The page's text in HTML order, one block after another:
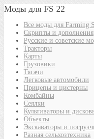
Моды для FS 22
Все моды для Farming
Скрипты и дополнения
Русские и советские
Тракторы
Карты
Грузовики
Тягачи
Легковые автомобили
Прицепы и цистерны
Комбайны
Сеялки
Культиваторы и
Объекты
Экскаваторы и
Разная сельхозтехника